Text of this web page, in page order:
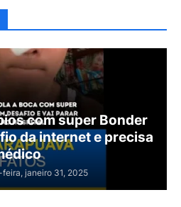
com super Bonder
da internet e precisa
janeiro 31, 2025